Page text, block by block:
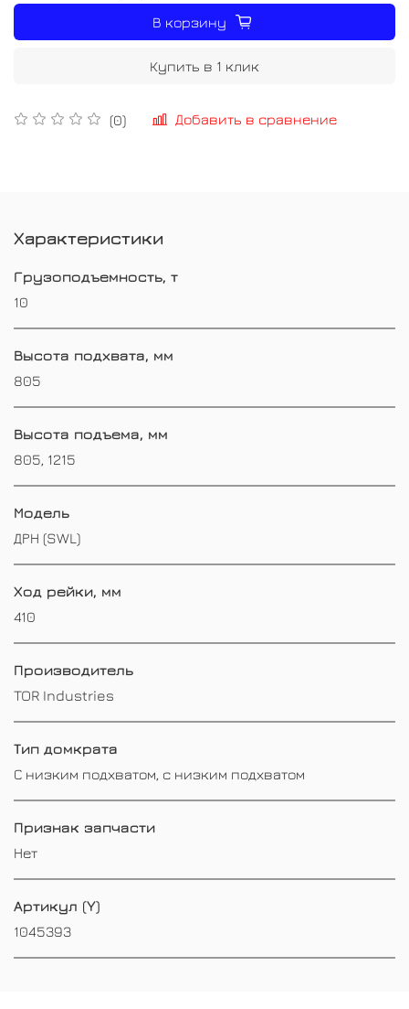
(0) Добавить в сравнение
В корзину
Купить в 1 клик
Характеристики
Грузоподъемность, т
10
Высота подхвата, мм
805
Высота подъема, мм
805, 1215
Модель
ДРН (SWL)
Ход рейки, мм
410
Производитель
TOR Industries
Тип домкрата
С низким подхватом, с низким подхватом
Признак запчасти
Нет
Артикул (Y)
1045393